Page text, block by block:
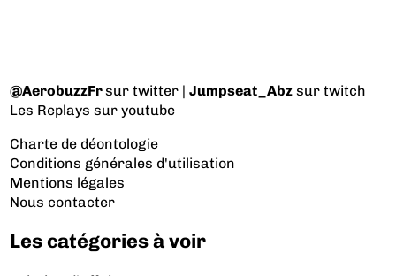
@AerobuzzFrsur twitter |Jumpseat_Abz sur twitch
Les Replays sur youtube
Charte de déontologie
Conditions générales d'utilisation
Mentions légales
Nous contacter
Les catégories à voir